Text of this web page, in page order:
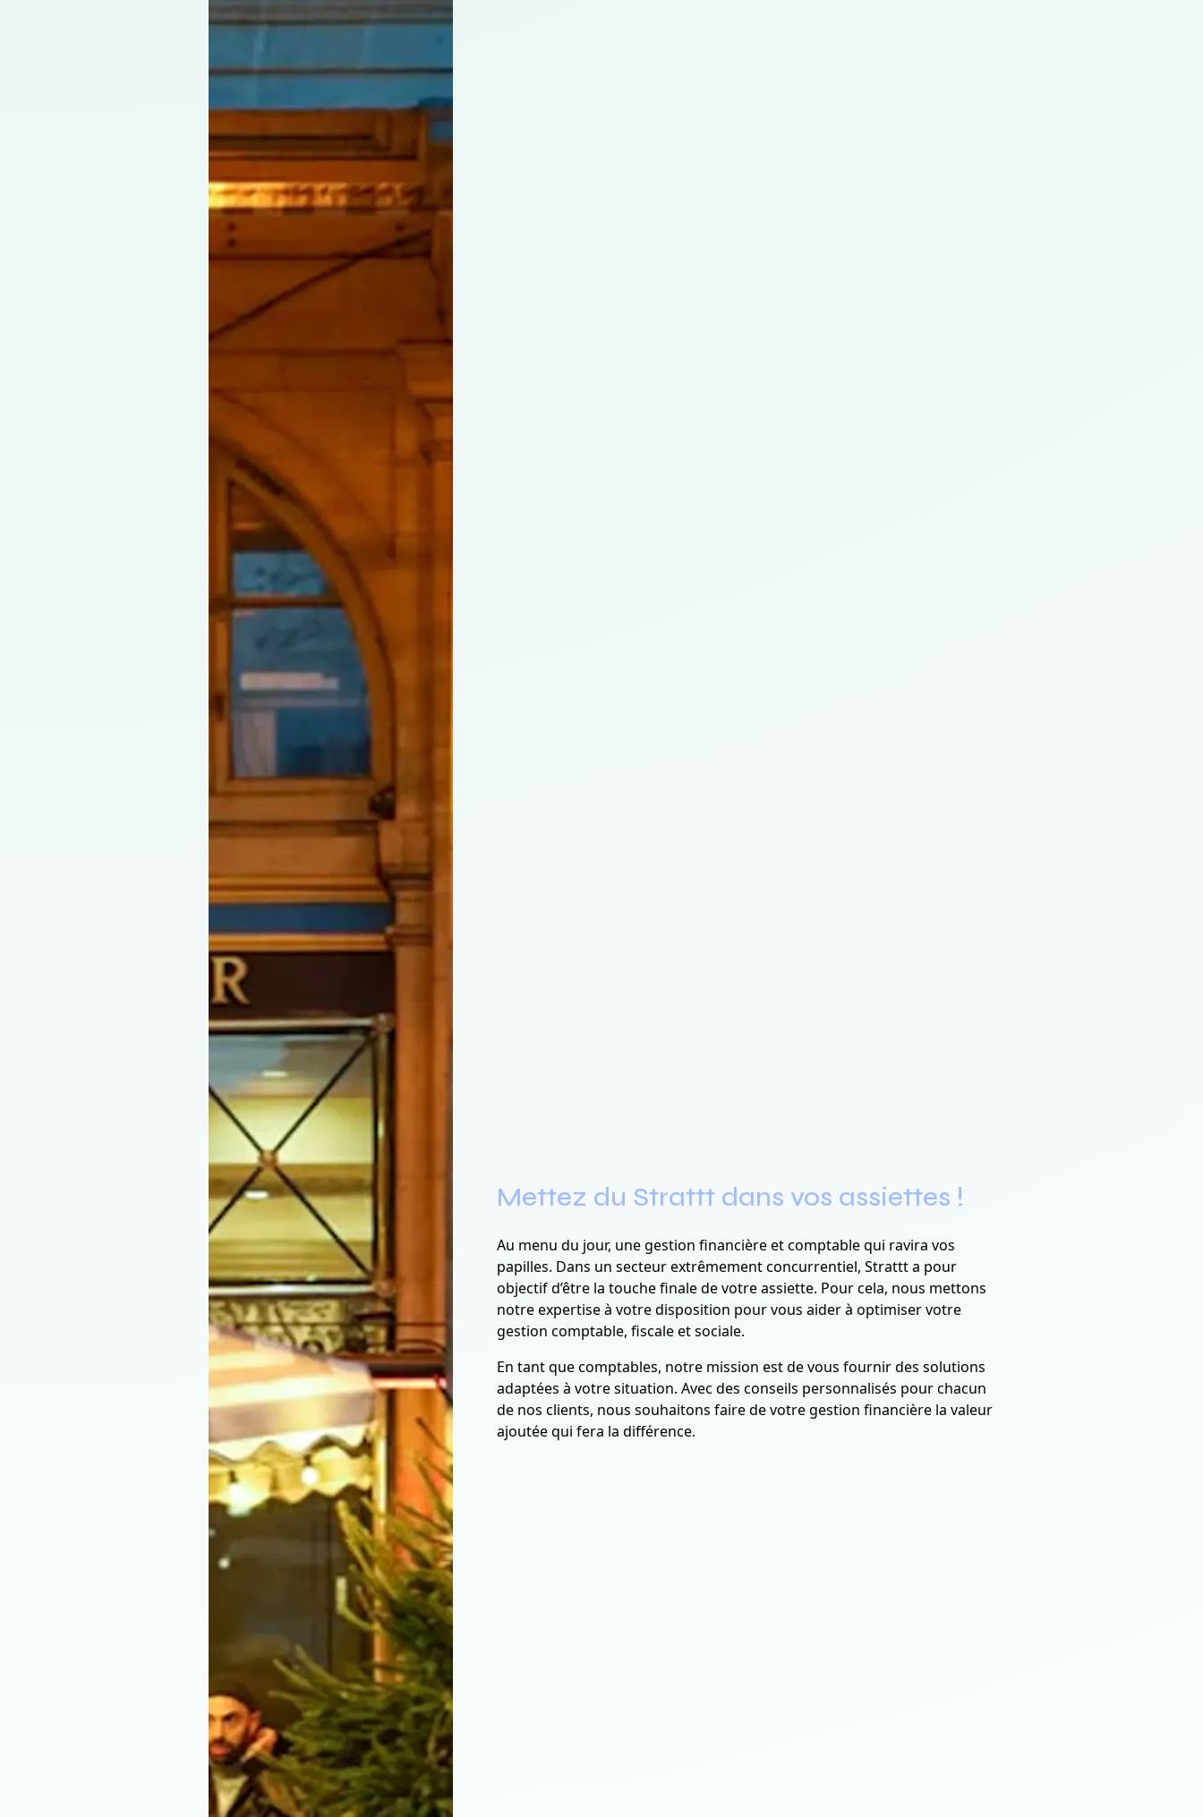
Mettez du Strattt dans vos assiettes !
Au menu du jour, une gestion financière et comptable qui ravira vos
papilles. Dans un secteur extrêmement concurrentiel, Strattt a pour
objectif d’être la touche finale de votre assiette. Pour cela, nous mettons
notre expertise à votre disposition pour vous aider à optimiser votre
gestion comptable, fiscale et sociale.
En tant que comptables, notre mission est de vous fournir des solutions
adaptées à votre situation. Avec des conseils personnalisés pour chacun
de nos clients, nous souhaitons faire de votre gestion financière la valeur
ajoutée qui fera la différence.